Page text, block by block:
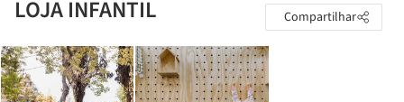
LOJA INFANTIL Compartilhar